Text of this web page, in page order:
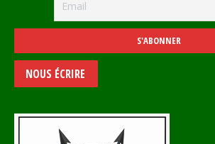
NOUS ÉCRIRE